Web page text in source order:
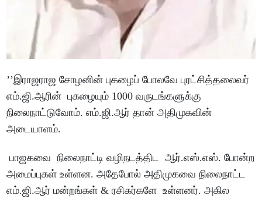
’’இராஜராஜ சோழனின் புகழைப் போலவே புரட்சித்தலைவர்
எம்.ஜி.ஆரின் புகழையும் 1000 வருடங்களுக்கு
நிலைநாட்டுவோம். எம்.ஜி.ஆர் தான் அதிமுகவின்
அடையாளம்.
பாஜகவை நிலைநாட்டி வழிநடத்திட ஆர்.எஸ்.எஸ். போன்ற
அமைப்புகள் உள்ளன. அதேபோல் அதிமுகவை நிலைநாட்ட
எம்.ஜி.ஆர் மன்றங்கள் & ரசிகர்களே உள்ளனர். அகில